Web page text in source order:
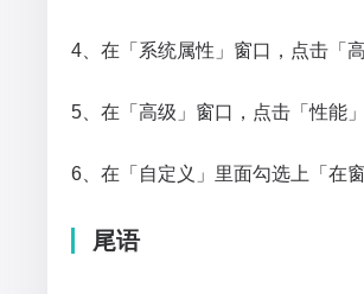
4、在「系统属性」窗口，点击「
5、在「高级」窗口，点击「性能
6、在「自定义」里面勾选上「在
尾语